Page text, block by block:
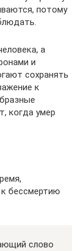
потому
а
и
сохранять
к
когда умер
бессмертию
слово